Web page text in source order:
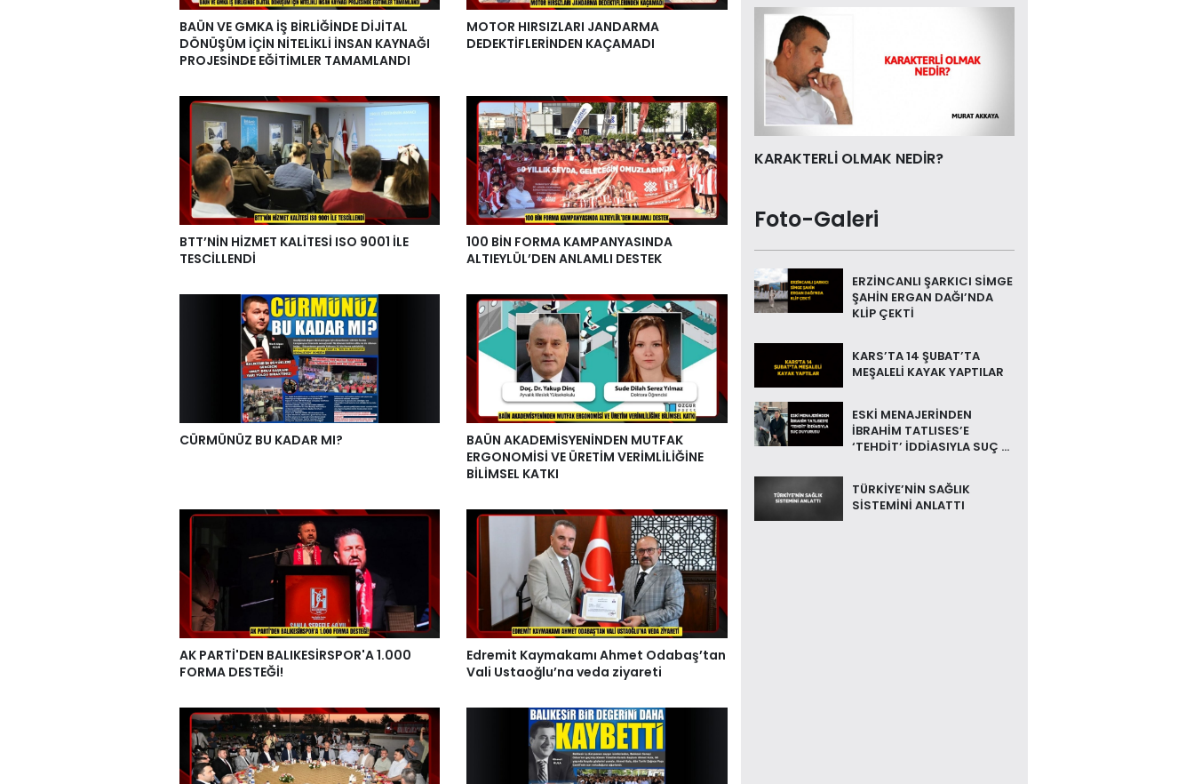
BAÜN VE GMKA İŞ BİRLİĞİNDE DİJİTAL
DÖNÜŞÜM İÇİN NİTELİKLİ İNSAN KAYNAĞI
PROJESİNDE EĞİTİMLER TAMAMLANDI
MOTOR HIRSIZLARI JANDARMA
DEDEKTİFLERİNDEN KAÇAMADI
BTT’NİN HİZMET KALİTESİ ISO 9001 İLE
TESCİLLENDİ
100 BİN FORMA KAMPANYASINDA
ALTIEYLÜL’DEN ANLAMLI DESTEK
CÜRMÜNÜZ BU KADAR MI?
BAÜN AKADEMİSYENİNDEN MUTFAK
ERGONOMİSİ VE ÜRETİM VERİMLİLİĞİNE
BİLİMSEL KATKI
AK PARTİ'DEN BALIKESİRSPOR'A 1.000
FORMA DESTEĞİ!
Edremit Kaymakamı Ahmet Odabaş’tan
Vali Ustaoğlu’na veda ziyareti
KARAKTERLİ OLMAK NEDİR?
Foto-Galeri
ERZİNCANLI ŞARKICI SİMGE
ŞAHİN ERGAN DAĞI’NDA
KLİP ÇEKTİ
KARS’TA 14 ŞUBAT’TA
MEŞALELİ KAYAK YAPTILAR
ESKİ MENAJERİNDEN
İBRAHİM TATLISES’E
‘TEHDİT’ İDDİASIYLA SUÇ ...
TÜRKİYE’NİN SAĞLIK
SİSTEMİNİ ANLATTI